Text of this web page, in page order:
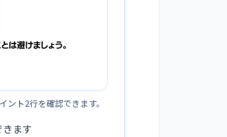
ント2行を確認できます。
ます